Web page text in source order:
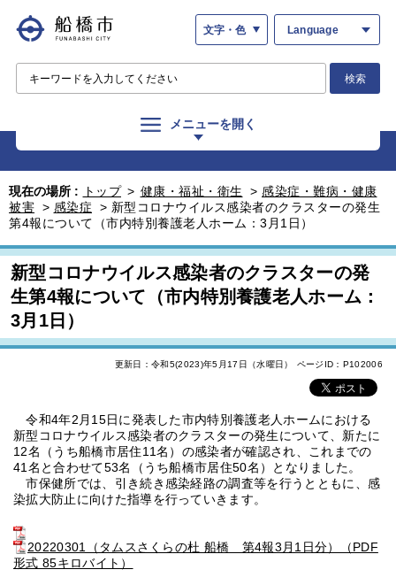
文字・色 Language
検索
メニューを開く
現在の場所 : トップ > 健康・福祉・衛生 > 感染症・難病・健康
被害 > 感染症 > 新型コロナウイルス感染者のクラスターの発生
第4報について（市内特別養護老人ホーム：3月1日）
新型コロナウイルス感染者のクラスターの発
生第4報について（市内特別養護老人ホーム：
3月1日）
更新日：令和5(2023)年5月17日（水曜日） ページID：P102006
令和4年2月15日に発表した市内特別養護老人ホームにおける
新型コロナウイルス感染者のクラスターの発生について、新たに
12名（うち船橋市居住11名）の感染者が確認され、これまでの
41名と合わせて53名（うち船橋市居住50名）となりました。
市保健所では、引き続き感染経路の調査等を行うとともに、感
染拡大防止に向けた指導を行っていきます。
20220301（タムスさくらの杜 船橋 第4報3月1日分）（PDF
形式 85キロバイト）